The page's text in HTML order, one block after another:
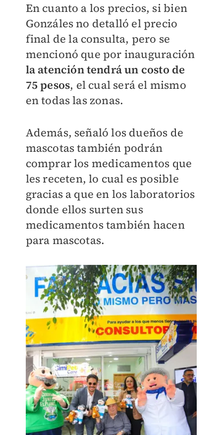
En cuanto a los precios, si bien
Gonzáles no detalló el precio
final de la consulta, pero se
mencionó que por inauguración
la atención tendrá un costo de
75 pesos, el cual será el mismo
en todas las zonas.
Además, señaló los dueños de
mascotas también podrán
comprar los medicamentos que
les receten, lo cual es posible
gracias a que en los laboratorios
donde ellos surten sus
medicamentos también hacen
para mascotas.